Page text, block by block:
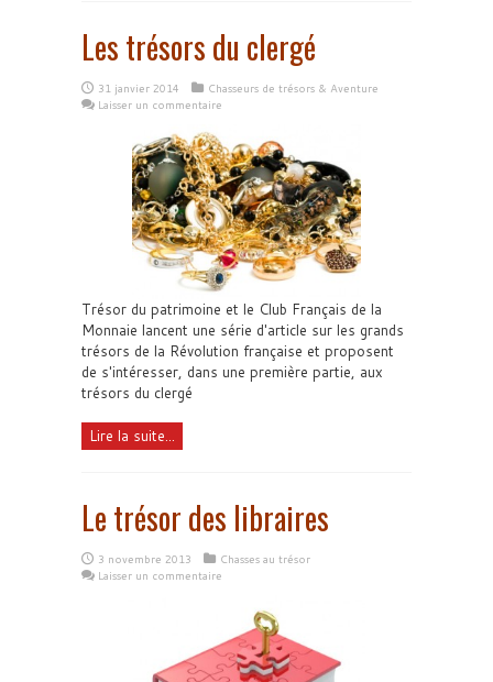
Les trésors du clergé
31 janvier 2014
Chasseurs de trésors & Aventure
Laisser un commentaire
Trésor du patrimoine et le Club Français de la
Monnaie lancent une série d'article sur les grands
trésors de la Révolution française et proposent
de s'intéresser, dans une première partie, aux
trésors du clergé
Lire la suite...
Le trésor des libraires
3 novembre 2013
Chasses au trésor
Laisser un commentaire